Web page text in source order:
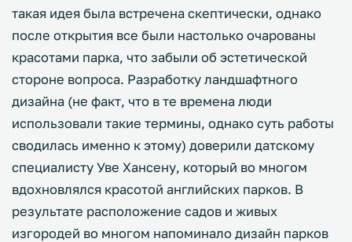
такая идея была встречена скептически, однако
после открытия все были настолько очарованы
красотами парка, что забыли об эстетической
стороне вопроса. Разработку ландшафтного
дизайна (не факт, что в те времена люди
использовали такие термины, однако суть работы
сводилась именно к этому) доверили датскому
специалисту Уве Хансену, который во многом
вдохновлялся красотой английских парков. В
результате расположение садов и живых
изгородей во многом напоминало дизайн парков